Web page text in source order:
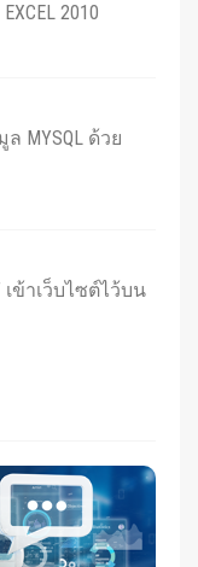
2010
MYSQL ด้วย
เข้าเว็บไซต์ไว้บน